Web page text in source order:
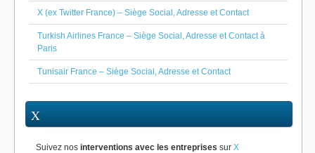
X (ex Twitter France) – Siège Social, Adresse et Contact
Turkish Airlines France – Siège Social, Adresse et Contact à
Paris
Tunisair France – Siège Social, Adresse et Contact
X
Suivez nos interventions avec les entreprises sur X